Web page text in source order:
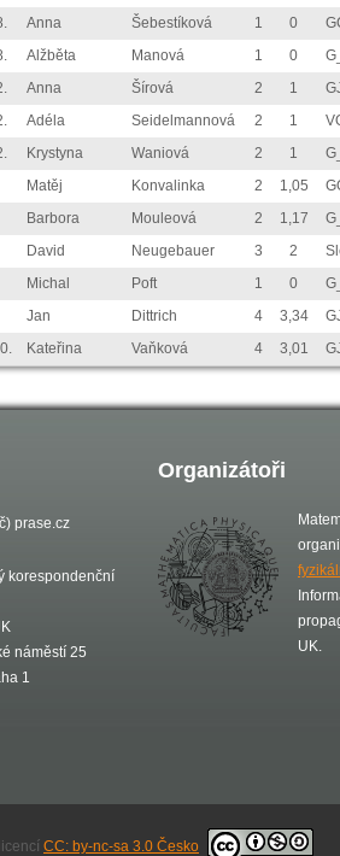
Anna Šebestíková 1 0
Alžběta Manová 1 0
Anna Šírová 2 1
Adéla Seidelmannová 2 1
Krystyna Waniová 2 1
Matěj Konvalinka 2 1,05
Barbora Mouleová 2 1,17
David Neugebauer 3 2
Michal Poft 1 0
Jan Dittrich 4 3,34
Kateřina Vaňková 4 3,01
prase.cz
korespondenční
náměstí 25
1
Organizátoři
UK.
CC: by-nc-sa 3.0 Česko